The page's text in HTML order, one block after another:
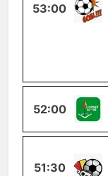
53:00 GOL
52:00
51:30 FALTA